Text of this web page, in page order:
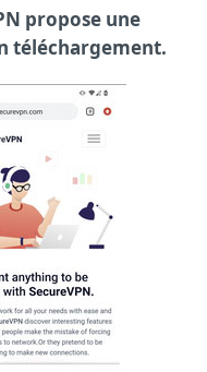
propose une
téléchargement.